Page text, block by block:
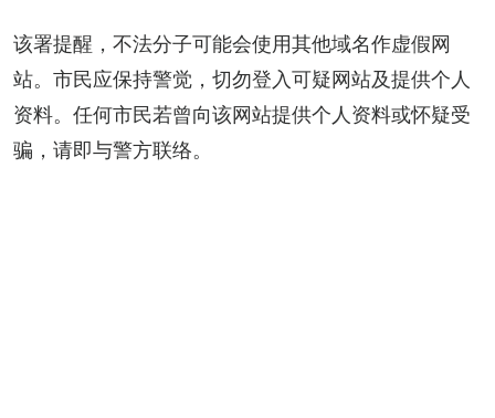
该署提醒，不法分子可能会使用其他域名作虚假网
站。市民应保持警觉，切勿登入可疑网站及提供个人
资料。任何市民若曾向该网站提供个人资料或怀疑受
骗，请即与警方联络。